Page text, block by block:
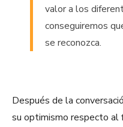
valor a los
conseguiremos
se reconozca.
Después de la
su optimismo respecto al